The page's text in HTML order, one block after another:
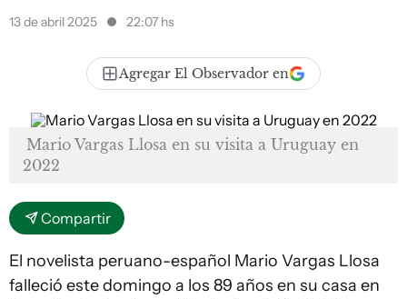
13 de abril 2025 22:07 hs
Agregar El Observador en
Mario Vargas Llosa en su visita a Uruguay en
2022
Compartir
El novelista peruano-español Mario Vargas Llosa
falleció este domingo a los 89 años en su casa en